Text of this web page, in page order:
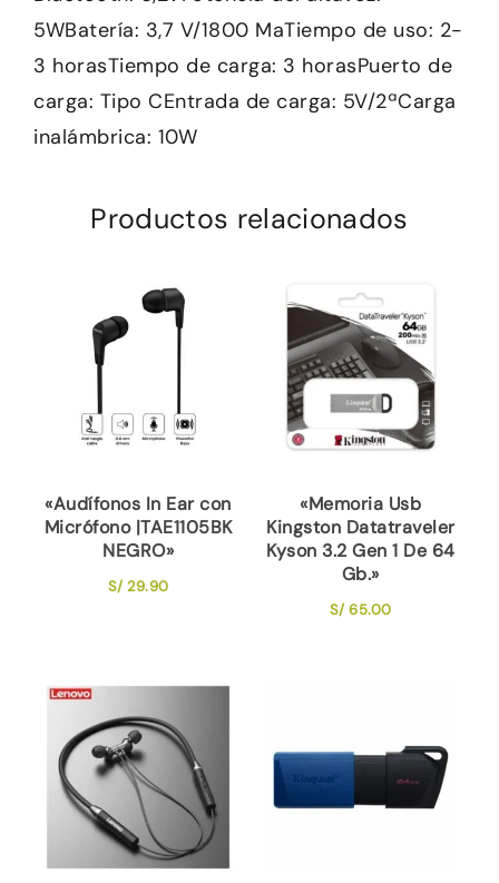
5WBatería: 3,7 V/1800 MaTiempo de uso: 2-
3 horasTiempo de carga: 3 horasPuerto de
carga: Tipo CEntrada de carga: 5V/2ªCarga
inalámbrica: 10W
Productos relacionados
«Audífonos In Ear con
Micrófono |TAE1105BK
NEGRO»
S/29.90
«Memoria Usb
Kingston Datatraveler
Kyson 3.2 Gen 1 De 64
Gb.»
S/65.00